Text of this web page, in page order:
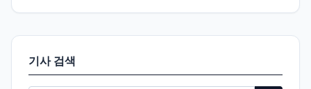
기사 검색